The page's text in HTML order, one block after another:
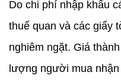
Do chi phí nhập khẩu
thuế quan và các giấy
nghiêm ngặt. Giá
lượng người mua